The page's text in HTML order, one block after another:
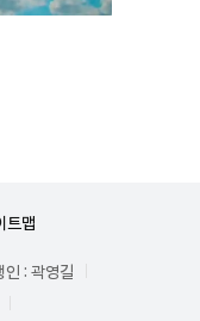
트맵
인 : 곽영길